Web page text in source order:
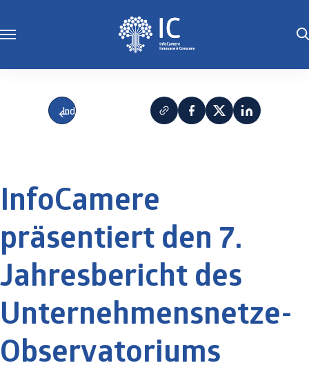
Indietro
InfoCamere
präsentiert den 7.
Jahresbericht des
Unternehmensnetze-
Observatoriums